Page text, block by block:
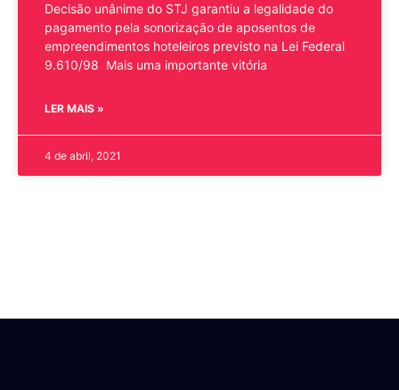
​Decisão unânime do STJ garantiu a legalidade do
pagamento pela sonorização de aposentos de
empreendimentos hoteleiros previsto na Lei Federal
9.610/98 Mais uma importante vitória
LER MAIS »
4 de abril, 2021